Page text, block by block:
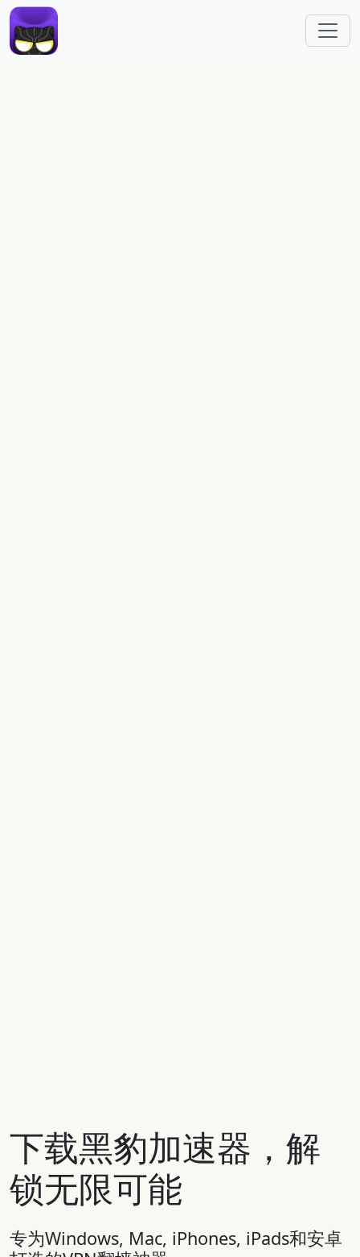
跳转到主要内容
下载黑豹加速器，解
锁无限可能
专为Windows, Mac, iPhones, iPads和安卓